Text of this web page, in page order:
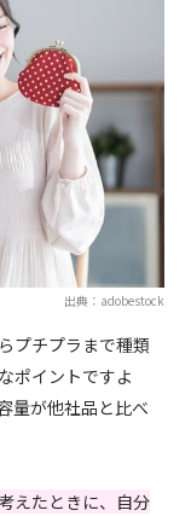
出典：adobestock
プチプラまで種類
ポイントですよ
量が他社品と比べ
えたときに、自分